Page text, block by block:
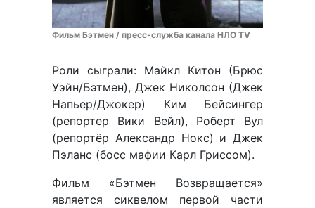
Фильм Бэтмен / пресс-служба канала НЛО TV
Роли сыграли: Майкл Китон (Брюс
Уэйн/Бэтмен), Джек Николсон (Джек
Напьер/Джокер) Ким Бейсингер
(репортер Вики Вейл), Роберт Вул
(репортёр Александр Нокс) и Джек
Пэланс (босс мафии Карл Гриссом).
Фильм «Бэтмен Возвращается»
является сиквелом первой части